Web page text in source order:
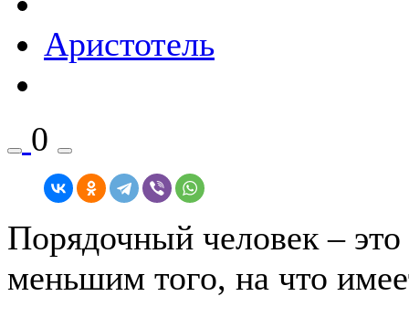
Аристотель
0
Порядочный человек – это
меньшим того, на что